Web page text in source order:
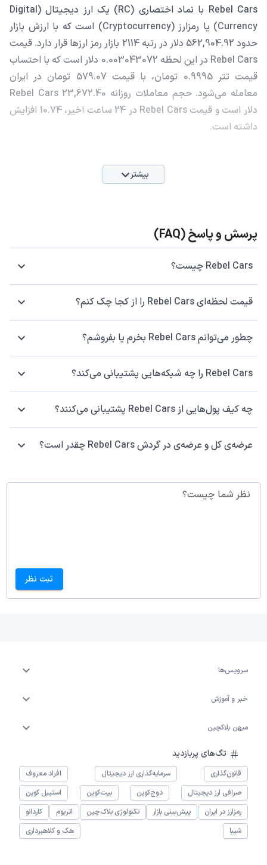
Rebel Cars با نماد اختصاری (RC) یک ارز دیجیتال (Digital
Currency) یا رمزارز (Cryptocurrency) است که با ارزش بازار
حدود 562,904.92 دلار در رتبه 2114 بازار رمز ارزها قرار دارد. قیمت
Rebel Cars در این لحظه 0.003043072 دلار است که با احتساب
قیمت تتر 0.9995 تومان، با قیمت 579.07 تومان در ایران
معامله می‌شود. حجم معاملات روزانه Rebel Cars 23,672.40
دلار است و قیمت Rebel Cars در 24 ساعت اخیر، 10.74 افزایش
داشته است.
بیشتر
پرسش و پاسخ (FAQ)
Rebel Cars چیست؟
قیمت لحظه‌ای Rebel Cars را از کجا چک کنم؟
چطور می‌توانم Rebel Cars بخرم یا بفروشم؟
Rebel Cars را چه شبکه‌هایی پشتیبانی می‌کند؟
چه کیف پول‌هایی از Rebel Cars پشتیبانی می‌کنند؟
عرضه‌ی کل و عرضه‌ی در گردش Rebel Cars چقدر است؟
نظر شما چیست؟
ثبت نظر
سرویس‌ها
خبر و آموزش
میهن بلاکچین
تگ‌های پربازدید
قانون‌گذاری سرمایه‌گذاری ارز دیجیتال
افراد معروف
صرافی ارز دیجیتال
دوج‌کوین بیت‌کوین
استیبل کوین
رمزارز در ایران
پیش‌بینی بازار تکنولوژی بلاک‌چین اتریوم
کاردانو
شیبا
هک و کلاهبرداری